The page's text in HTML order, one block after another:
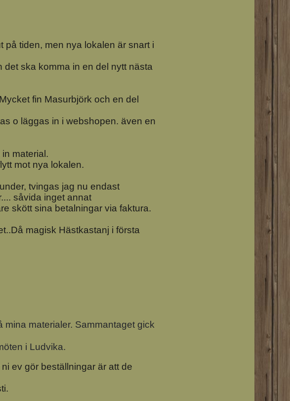
på tiden, men nya lokalen är snart i
det ska komma in en del nytt nästa
fin Masurbjörk och en del
o läggas in i webshopen. även en
material.
mot nya lokalen.
tvingas jag nu endast
såvida inget annat
skött sina betalningar via faktura.
magisk Hästkastanj i första
materialer. Sammantaget gick
i Ludvika.
ev gör beställningar är att de